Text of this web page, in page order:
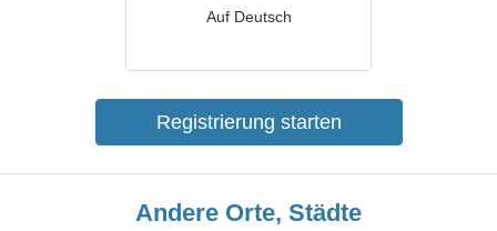
Auf Deutsch
Registrierung starten
Andere Orte, Städte